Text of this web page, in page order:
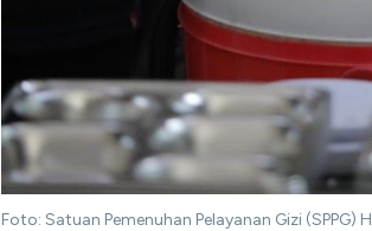
Foto: Satuan Pemenuhan Pelayanan Gizi